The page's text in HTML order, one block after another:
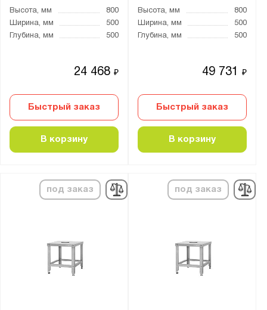
Высота, мм
800
Ширина, мм
500
Глубина, мм
500
24 468₽
Быстрый заказ
В корзину
Высота, мм
800
Ширина, мм
500
Глубина, мм
500
49 731₽
Быстрый заказ
В корзину
под заказ под заказ